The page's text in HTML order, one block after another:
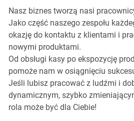
Nasz biznes tworzą nasi
Jako część naszego zespołu
okazję do kontaktu z klientami i
nowymi produktami.
Od obsługi kasy po ekspozycję
pomoże nam w osiągnięciu
Jeśli lubisz pracować z ludźmi i
dynamicznym, szybko
rola może być dla Ciebie!